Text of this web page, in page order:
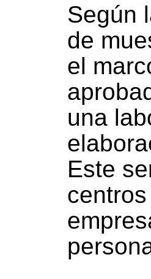
Según
de
el
una
Este